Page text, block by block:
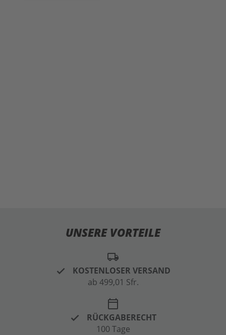
UNSERE VORTEILE
local_shipping
KOSTENLOSER VERSAND
ab 499,01 Sfr.
calendar_today
RÜCKGABERECHT
100 Tage